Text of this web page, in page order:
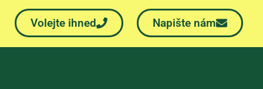
Volejte ihned Napište nám